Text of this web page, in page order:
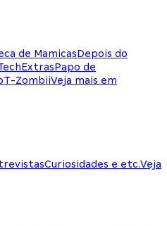
de MamicasDepois do
ExtrasPapo de
T-ZombiiVeja mais em
Curiosidades e etc.Veja